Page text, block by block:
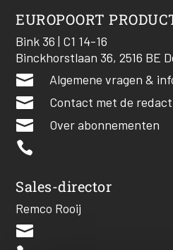
EUROPOORT
Bink 36 | C1 14-16
Binckhorstlaan 36, 2516 BE
 Algemene vragen &
 Contact met de
 Over abonnementen

Sales-director
Remco Rooij
